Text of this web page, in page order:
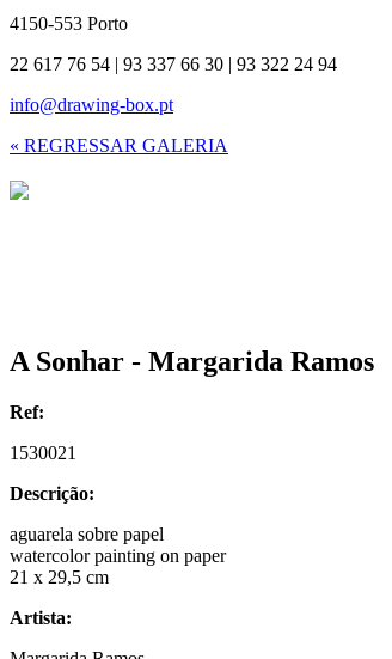
4150-553 Porto
22 617 76 54 | 93 337 66 30 | 93 322 24 94
info@drawing-box.pt
« REGRESSAR GALERIA
A Sonhar - Margarida Ramos
Ref:
1530021
Descrição:
aguarela sobre papel
watercolor painting on paper
21 x 29,5 cm
Artista: